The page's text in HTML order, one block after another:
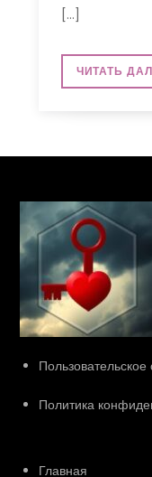
[…]
ЧИТАТЬ
Политика
Главная